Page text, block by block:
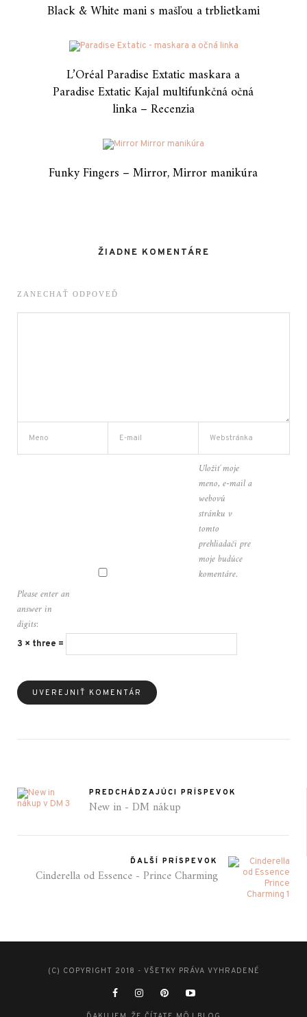
Black & White mani s mašľou a trblietkami
L’Oréal Paradise Extatic maskara a
Paradise Extatic Kajal multifunkčná očná
linka – Recenzia
Funky Fingers – Mirror, Mirror manikúra
ŽIADNE KOMENTÁRE
ZANECHAŤ ODPOVEĎ
Uložiť moje
meno, e-mail a
webovú
stránku v
tomto
prehliadači pre
moje budúce
komentáre.
Please enter an
answer in
digits:
3 × three =
PREDCHÁDZAJÚCI PRÍSPEVOK
New in - DM nákup
ĎALŠÍ PRÍSPEVOK
Cinderella od Essence - Prince Charming
(C) COPYRIGHT 2018 - VŠETKY PRÁVA VYHRADENÉ